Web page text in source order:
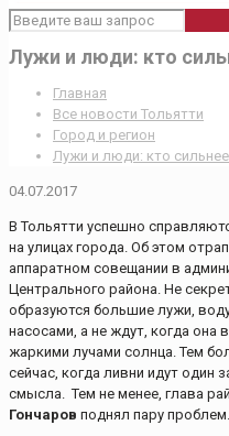
Лужи и люди: кто
Главная
Все новости Тольятти
Город и регион
Лужи и люди: кто
04.07.2017
В Тольятти успешно
на улицах города. Об этом
аппаратном совещании в
Центрального района. Не
образуются большие лужи,
насосами, а не ждут, когда она
жаркими лучами солнца. Тем
сейчас, когда ливни идут один
смысла. Тем не менее, глава
Гончаров поднял пару проблем.